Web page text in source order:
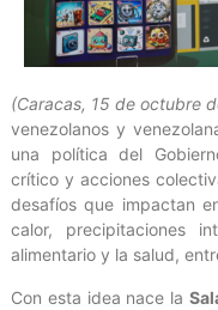
(Caracas, 15 de octubre
venezolanos y
una política del
crítico y acciones
desafíos que impactan
calor, precipitaciones
alimentario y la salud,
Con esta idea nace la